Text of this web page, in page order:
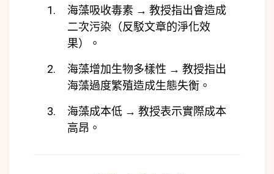
海藻吸收毒素 → 教授指出會造成
二次污染（反駁文章的淨化效
果）。
海藻增加生物多樣性 → 教授指出
海藻過度繁殖造成生態失衡。
海藻成本低 → 教授表示實際成本
高昂。